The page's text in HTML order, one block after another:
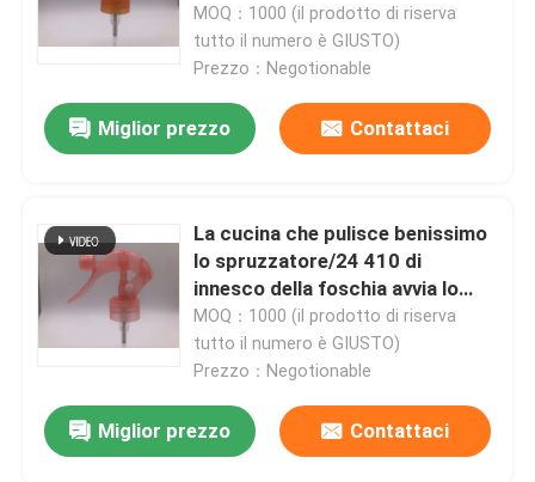
Circa noi
Contattici
Notizie
spruzzatore caduta resistente
all'acido non
MOQ：1000 (il prodotto di riserva
tutto il numero è GIUSTO)
Prezzo：Negotionable
Miglior prezzo Contattaci
La cucina che pulisce benissimo
lo spruzzatore/24 410 di
innesco della foschia avvia lo
spruzzatore BL106-A
MOQ：1000 (il prodotto di riserva
tutto il numero è GIUSTO)
Prezzo：Negotionable
Miglior prezzo Contattaci